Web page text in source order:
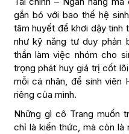
gắn bó với bao thế hệ
tâm huyết để khơi dậy tinh
như kỹ năng tư duy phản
thần làm việc nhóm cho
trọng phát huy giá trị cốt
mỗi cá nhân, để sinh viên
riêng của mình.
Những gì cô Trang muốn
chỉ là kiến thức, mà còn là